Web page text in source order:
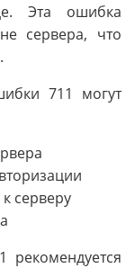
Эта ошибка
сервера, что
711 могут
серверу